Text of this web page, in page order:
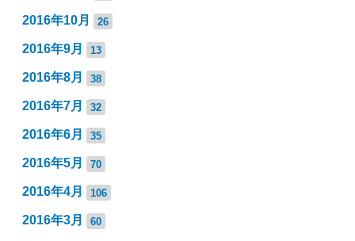
2016年10月 26
2016年9月 13
2016年8月 38
2016年7月 32
2016年6月 35
2016年5月 70
2016年4月 106
2016年3月 60